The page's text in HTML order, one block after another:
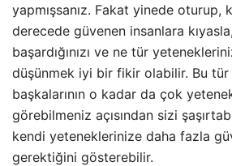
yapmışsanız. Fakat yinede oturup,
derecede güvenen insanlara
başardığınızı ve ne tür
düşünmek iyi bir fikir olabilir. Bu
başkalarının o kadar da çok
görebilmeniz açısından sizi
kendi yeteneklerinize daha fazla
gerektiğini gösterebilir.